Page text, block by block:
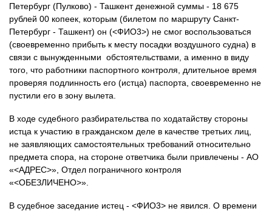
Петербург (Пулково) - Ташкент денежной суммы - 18 675
рублей 00 копеек, которым (билетом по маршруту Санкт-
Петербург - Ташкент) он (<ФИО3>) не смог воспользоваться
(своевременно прибыть к месту посадки воздушного судна) в
связи с вынужденными обстоятельствами, а именно в виду
того, что работники паспортного контроля, длительное время
проверяя подлинность его (истца) паспорта, своевременно не
пустили его в зону вылета.
В ходе судебного разбирательства по ходатайству стороны
истца к участию в гражданском деле в качестве третьих лиц,
не заявляющих самостоятельных требований относительно
предмета спора, на стороне ответчика были привлечены - АО
«<АДРЕС>», Отдел пограничного контроля
«<ОБЕЗЛИЧЕНО>».
В судебное заседание истец - <ФИО3> не явился. О времени